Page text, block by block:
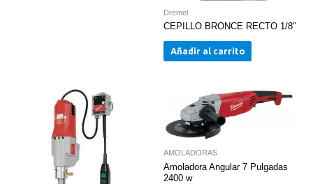
Dremel
CEPILLO BRONCE RECTO 1/8″
Añadir al carrito
AMOLADORAS
Amoladora Angular 7 Pulgadas
2400 w